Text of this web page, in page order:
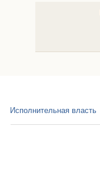
Исполнительная власть